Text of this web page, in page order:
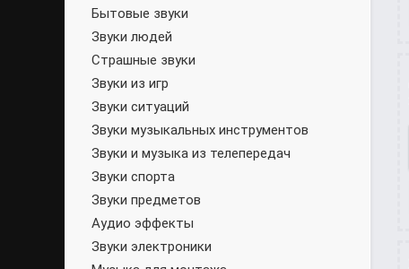
Бытовые звуки
Звуки людей
Страшные звуки
Звуки из игр
Звуки ситуаций
Звуки музыкальных инструментов
Звуки и музыка из телепередач
Звуки спорта
Звуки предметов
Аудио эффекты
Звуки электроники